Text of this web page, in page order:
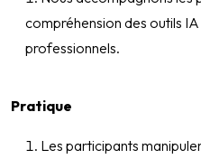
compréhension des outils
professionnels.
Pratique
Les participants